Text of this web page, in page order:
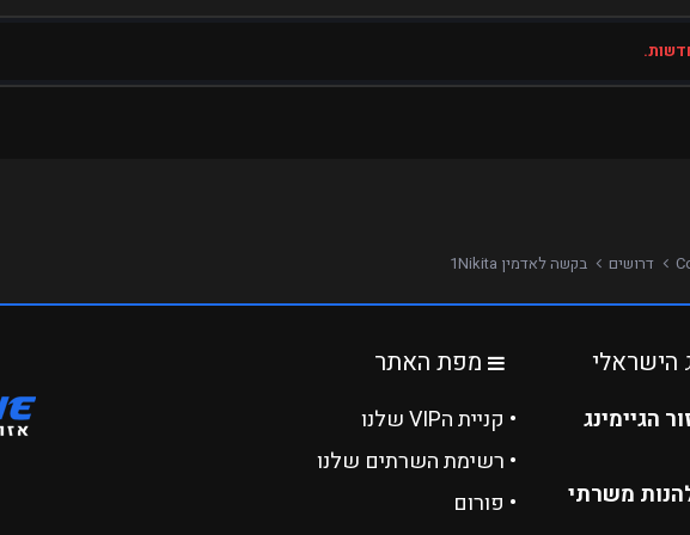
דרושים בקשה לאדמין 1Nikita
הגיימינג
משרתי
מפת האתר
• קניית הVIP שלנו
• רשימת השרתים שלנו
• פורום